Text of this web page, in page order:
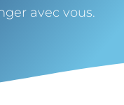
avec vous.